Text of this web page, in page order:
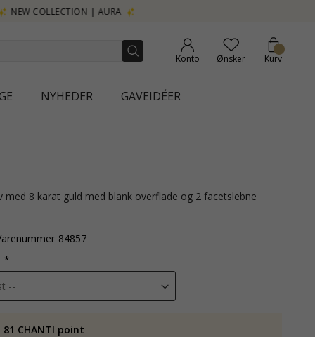
Konto Ønsker Kurv
NYHEDER GAVEIDÉER
84857
CHANTI point